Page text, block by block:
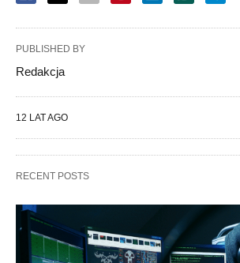
PUBLISHED BY
Redakcja
12 LAT AGO
RECENT POSTS